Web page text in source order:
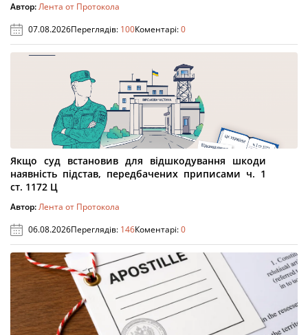
Автор:Лента от Протокола
07.08.2026Переглядів: 100Коментарі:0
Якщо суд встановив для відшкодування шкоди
наявність підстав, передбачених приписами ч. 1
ст. 1172 Ц
Автор:Лента от Протокола
06.08.2026Переглядів: 146Коментарі:0